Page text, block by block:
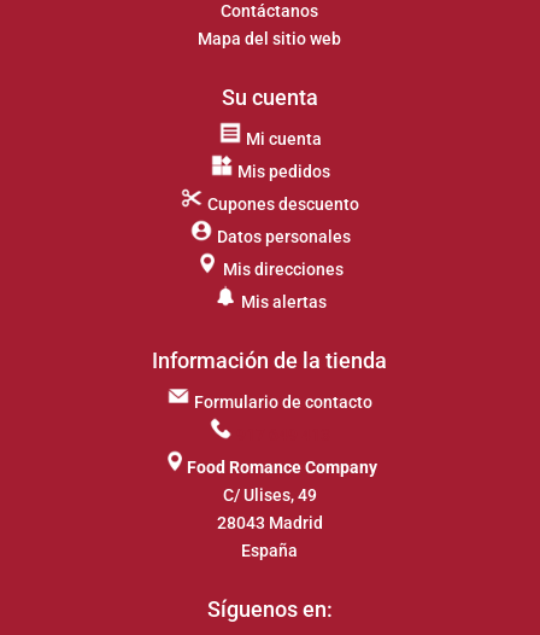
Contáctanos
Mapa del sitio web
Su cuenta
Mi cuenta
Mis pedidos
Cupones descuento
Datos personales
Mis direcciones
Mis alertas
Información de la tienda
Formulario de contacto
Food Romance Company
C/ Ulises, 49
28043 Madrid
España
Síguenos en: